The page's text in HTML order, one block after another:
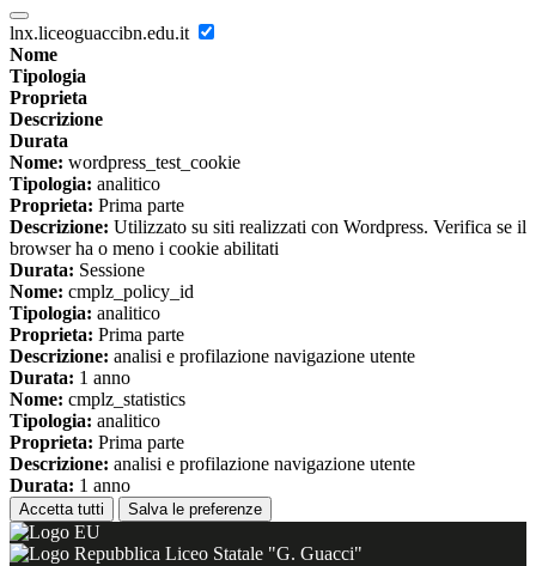
lnx.liceoguaccibn.edu.it
Nome
Tipologia
Proprieta
Descrizione
Durata
Nome: wordpress_test_cookie
Tipologia: analitico
Proprieta: Prima parte
Descrizione: Utilizzato su siti realizzati con Wordpress. Verifica se il
browser ha o meno i cookie abilitati
Durata: Sessione
Nome: cmplz_policy_id
Tipologia: analitico
Proprieta: Prima parte
Descrizione: analisi e profilazione navigazione utente
Durata: 1 anno
Nome: cmplz_statistics
Tipologia: analitico
Proprieta: Prima parte
Descrizione: analisi e profilazione navigazione utente
Durata: 1 anno
Accetta tutti Salva le preferenze
Liceo Statale "G. Guacci"